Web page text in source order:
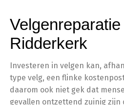
Velgenreparatie
Ridderkerk
Investeren in velgen kan,
type velg, een flinke
daarom ook niet gek dat
gevallen ontzettend zuinig zijn